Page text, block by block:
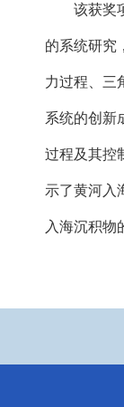
该获奖
的系统研究
力过程、三
系统的创新
过程及其控
示了黄河入
入海沉积物